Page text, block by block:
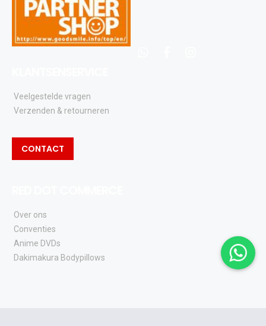
Veelgestelde vragen
Verzenden & retourneren
CONTACT
Over ons
Conventies
Anime DVDs
Dakimakura Bodypillows